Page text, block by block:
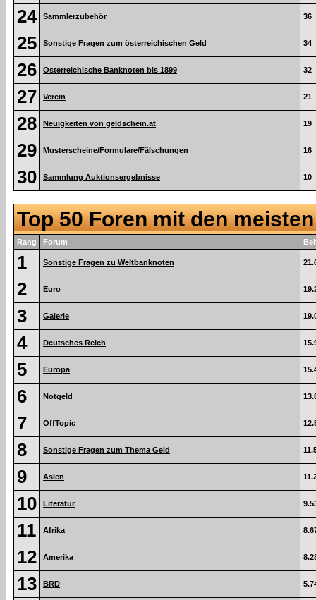
24 Sammlerzubehör 36
25 Sonstige Fragen zum österreichischen Geld 34
26 Österreichische Banknoten bis 1899 32
27 Verein 21
28 Neuigkeiten von geldschein.at 19
29 Musterscheine/Formulare/Fälschungen 16
30 Sammlung Auktionsergebnisse 10
Top 50 Foren mit den
Rang Forum
1 Sonstige Fragen zu Weltbanknoten
2 Euro
3 Galerie
4 Deutsches Reich
5 Europa
6 Notgeld
7 OffTopic
8 Sonstige Fragen zum Thema Geld
9 Asien
10 Literatur
11 Afrika
12 Amerika
13 BRD